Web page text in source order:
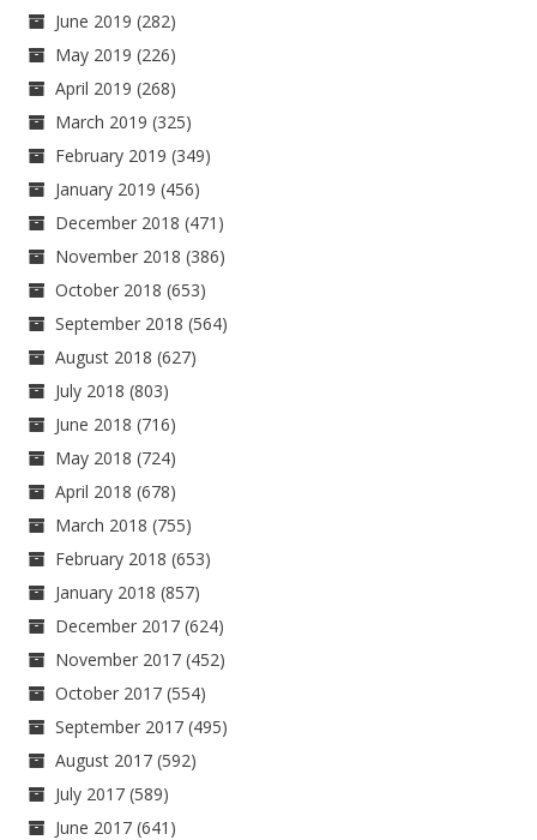
June 2019 (282)
May 2019 (226)
April 2019 (268)
March 2019 (325)
February 2019 (349)
January 2019 (456)
December 2018 (471)
November 2018 (386)
October 2018 (653)
September 2018 (564)
August 2018 (627)
July 2018 (803)
June 2018 (716)
May 2018 (724)
April 2018 (678)
March 2018 (755)
February 2018 (653)
January 2018 (857)
December 2017 (624)
November 2017 (452)
October 2017 (554)
September 2017 (495)
August 2017 (592)
July 2017 (589)
June 2017 (641)